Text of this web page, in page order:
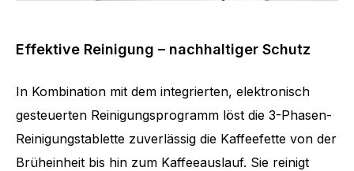
Effektive Reinigung – nachhaltiger Schutz
In Kombination mit dem integrierten, elektronisch
gesteuerten Reinigungsprogramm löst die 3-Phasen-
Reinigungstablette zuverlässig die Kaffeefette von der
Brüheinheit bis hin zum Kaffeeauslauf. Sie reinigt